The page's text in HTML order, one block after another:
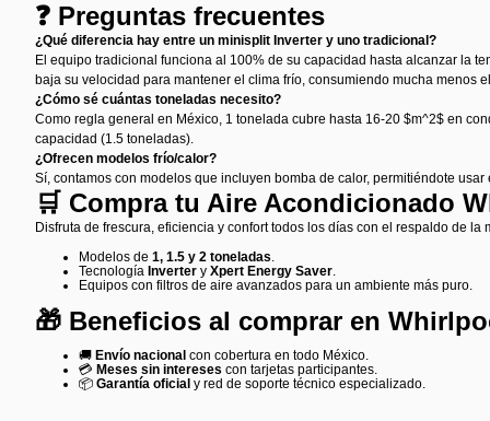
❓ Preguntas frecuentes
¿Qué diferencia hay entre un minisplit Inverter y uno tradicional?
El equipo tradicional funciona al 100% de su capacidad hasta alcanzar la
baja su velocidad para mantener el clima frío, consumiendo mucha menos
¿Cómo sé cuántas toneladas necesito?
Como regla general en México, 1 tonelada cubre hasta 16-20 $m^2$ en
capacidad (1.5 toneladas).
¿Ofrecen modelos frío/calor?
Sí, contamos con modelos que incluyen bomba de calor, permitiéndote
🛒 Compra tu Aire Acondicionado
Disfruta de frescura, eficiencia y confort todos los días con el respaldo de
Modelos de 1, 1.5 y 2 toneladas.
Tecnología Inverter y Xpert Energy Saver.
Equipos con filtros de aire avanzados para un ambiente más puro.
🎁 Beneficios al comprar en
🚚 Envío nacional con cobertura en todo México.
💳 Meses sin intereses con tarjetas participantes.
📦 Garantía oficial y red de soporte técnico especializado.